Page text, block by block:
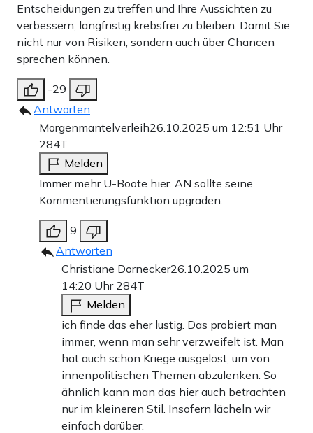
Entscheidungen zu treffen und Ihre Aussichten zu
verbessern, langfristig krebsfrei zu bleiben. Damit Sie
nicht nur von Risiken, sondern auch über Chancen
sprechen können.
-29
Antworten
Morgenmantelverleih26.10.2025 um 12:51 Uhr
284T
Melden
Immer mehr U-Boote hier. AN sollte seine
Kommentierungsfunktion upgraden.
9
Antworten
Christiane Dornecker26.10.2025 um
14:20 Uhr 284T
Melden
ich finde das eher lustig. Das probiert man
immer, wenn man sehr verzweifelt ist. Man
hat auch schon Kriege ausgelöst, um von
innenpolitischen Themen abzulenken. So
ähnlich kann man das hier auch betrachten
nur im kleineren Stil. Insofern lächeln wir
einfach darüber.